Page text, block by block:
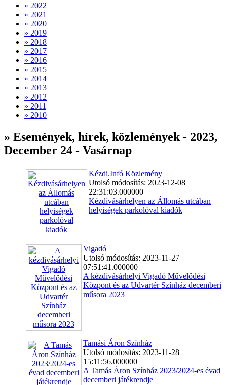
» 2022
» 2021
» 2020
» 2019
» 2018
» 2017
» 2016
» 2015
» 2014
» 2013
» 2012
» 2011
» 2010
» Események, hírek, közlemények - 2023,
December 24 - Vasárnap
Kézdi.Infó Közlemény
Utolsó módosítás: 2023-12-08
22:31:03.000000
Kézdivásárhelyen az Állomás utcában
helyiségek parkolóval kiadók
Vigadó
Utolsó módosítás: 2023-11-27
07:51:41.000000
A kézdivásárhelyi Vigadó Művelődési
Központ és az Udvartér Színház decemberi
műsora 2023
Tamási Áron Színház
Utolsó módosítás: 2023-11-28
15:11:56.000000
A Tamás Áron Színház 2023/2024-es évad
decemberi játékrendje